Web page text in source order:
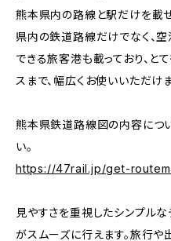
熊本県内の路線と駅だけを載
県内の鉄道路線だけでなく、
できる旅客港も載っており、と
スまで、幅広くお使いいただけま
熊本県鉄道路線図の内容につ
い。
https://47rail.jp/get-
見やすさを重視したシンプル
がスムーズに行えます。旅行